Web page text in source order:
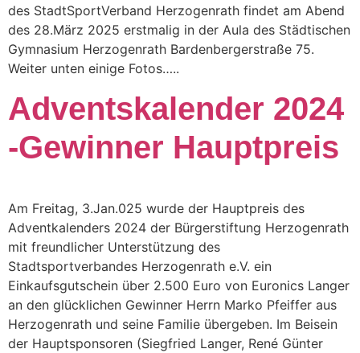
des StadtSportVerband Herzogenrath findet am Abend
des 28.März 2025 erstmalig in der Aula des Städtischen
Gymnasium Herzogenrath Bardenbergerstraße 75.
Weiter unten einige Fotos…..
Adventskalender 2024
-Gewinner Hauptpreis
Am Freitag, 3.Jan.025 wurde der Hauptpreis des
Adventkalenders 2024 der Bürgerstiftung Herzogenrath
mit freundlicher Unterstützung des
Stadtsportverbandes Herzogenrath e.V. ein
Einkaufsgutschein über 2.500 Euro von Euronics Langer
an den glücklichen Gewinner Herrn Marko Pfeiffer aus
Herzogenrath und seine Familie übergeben. Im Beisein
der Hauptsponsoren (Siegfried Langer, René Günter